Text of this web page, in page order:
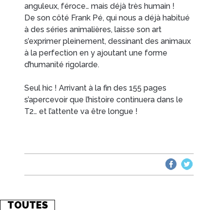
anguleux, féroce… mais déjà très humain !
De son côté Frank Pé, qui nous a déjà habitué
à des séries animalières, laisse son art
s’exprimer pleinement, dessinant des animaux
à la perfection en y ajoutant une forme
d’humanité rigolarde.
Seul hic ! Arrivant à la fin des 155 pages
s’apercevoir que l’histoire continuera dans le
T2… et l’attente va être longue !
TOUTES